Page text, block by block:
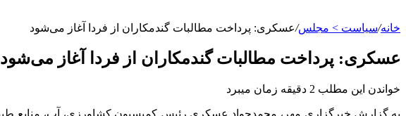
خانه/سیاست > مجلس/عسکری: پرداخت مطالبات گندمکاران از فردا آغاز می‌شود
عسکری: پرداخت مطالبات گندمکاران از فردا آغاز می‌شود
خواندن این مطلب 2 دقیقه زمان میبرد